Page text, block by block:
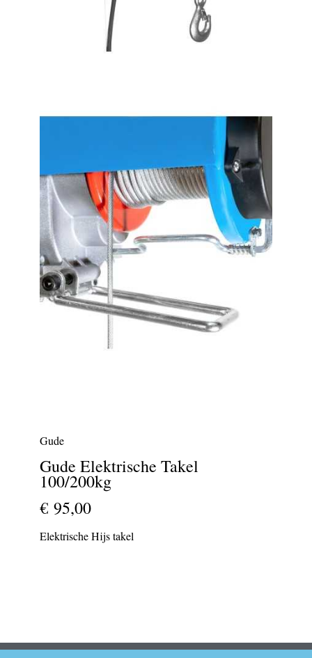
Gude
Gude Elektrische Takel
100/200kg
€ 95,00
Elektrische Hijs takel